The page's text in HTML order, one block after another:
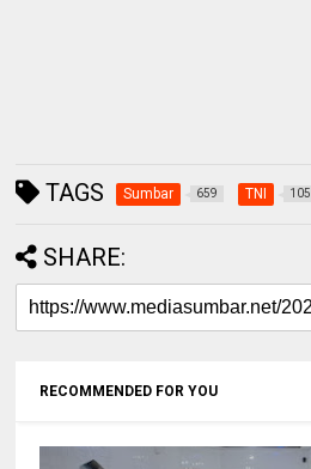
TAGS Sumbar 659 TNI 105
SHARE:
RECOMMENDED FOR YOU